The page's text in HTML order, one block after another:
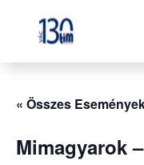
« Összes
Mimagyarok